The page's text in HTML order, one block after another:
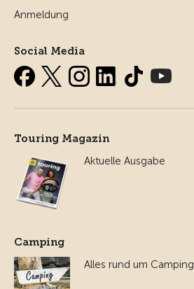
Anmeldung
Social Media
Touring Magazin
Aktuelle Ausgabe
Camping
Alles rund um Camping